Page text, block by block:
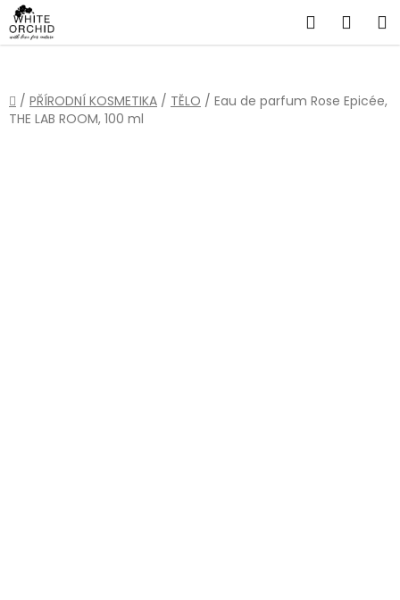
Přejít
na
obsah
Hledat
Domů
/ PŘÍRODNÍ KOSMETIKA / TĚLO / Eau de parfum Rose Epicée,
THE LAB ROOM, 100 ml